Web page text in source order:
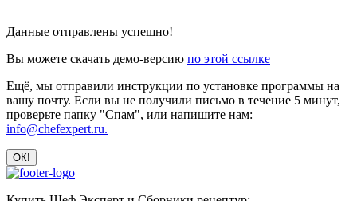
Данные отправлены успешно!
Вы можете скачать демо-версию по этой ссылке
Ещё, мы отправили инструкции по установке программы на
вашу почту. Если вы не получили письмо в течение 5 минут,
проверьте папку "Спам", или напишите нам:
info@chefexpert.ru.